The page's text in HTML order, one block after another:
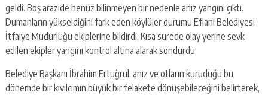
geldi. Boş arazide henüz bilinmeyen bir nedenle anız yangını çıktı.
Dumanların yükseldiğini fark eden köylüler durumu Eflani Belediyesi
İtfaiye Müdürlüğü ekiplerine bildirdi. Kısa sürede olay yerine sevk
edilen ekipler yangını kontrol altına alarak söndürdü.
Belediye Başkanı İbrahim Ertuğrul, anız ve otların kuruduğu bu
dönemde bir kıvılcımın büyük bir felakete dönüşebileceğini belirterek,